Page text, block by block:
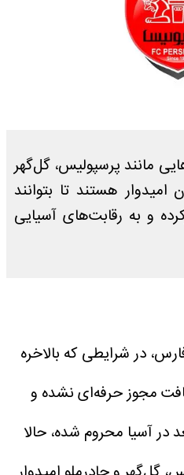
مانند پرسپولیس، گل‌گهر
امیدوار هستند تا بتوانند
و به رقابت‌های آسیایی
در شرایطی که بالاخره
مجوز حرفه‌ای نشده و
در آسیا محروم شده، حالا